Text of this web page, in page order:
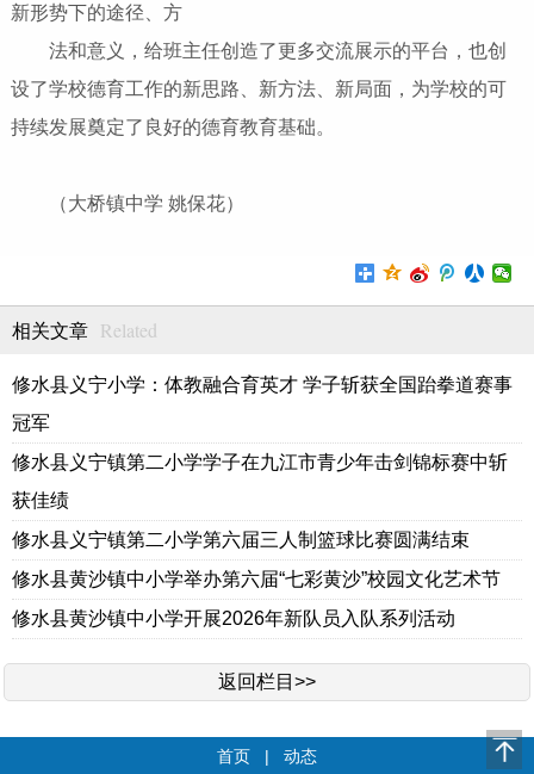
新形势下的途径、方
法和意义，给班主任创造了更多交流展示的平台，也创
设了学校德育工作的新思路、新方法、新局面，为学校的可
持续发展奠定了良好的德育教育基础。
（大桥镇中学 姚保花）
相关文章 Related
修水县义宁小学：体教融合育英才 学子斩获全国跆拳道赛事
冠军
修水县义宁镇第二小学学子在九江市青少年击剑锦标赛中斩
获佳绩
修水县义宁镇第二小学第六届三人制篮球比赛圆满结束
修水县黄沙镇中小学举办第六届“七彩黄沙”校园文化艺术节
修水县黄沙镇中小学开展2026年新队员入队系列活动
返回栏目>>
首页 | 动态